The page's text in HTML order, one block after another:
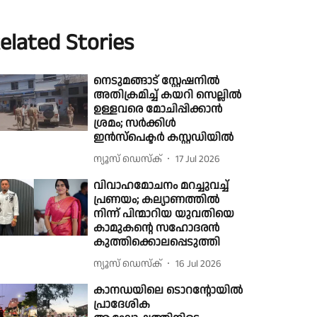
Stories
നെടുമങ്ങാട് സ്റ്റേഷനിൽ
അതിക്രമിച്ച് കയറി സെല്ലിൽ
ഉള്ളവരെ മോചിപ്പിക്കാൻ
ശ്രമം; സർക്കിൾ
ഇൻസ്പെക്ടർ കസ്റ്റഡിയിൽ
ന്യൂസ് ഡെസ്ക് 17 Jul 2026
വിവാഹമോചനം മറച്ചുവച്ച്
പ്രണയം; കല്യാണത്തിൽ
നിന്ന് പിന്മാറിയ യുവതിയെ
കാമുകൻ്റെ സഹോദരൻ
കുത്തിക്കൊലപ്പെടുത്തി
ന്യൂസ് ഡെസ്ക് 16 Jul 2026
കാനഡയിലെ ടൊറൻ്റോയിൽ
പ്രാദേശിക